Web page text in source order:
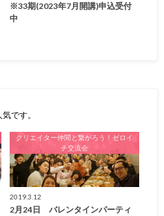
※33期(2023年7月開講)申込受付
中
です。
クリエイター仲間と繋がろう！ゼロイ
チ交流会
2019.3.12
2月24日 バレンタインパーティ